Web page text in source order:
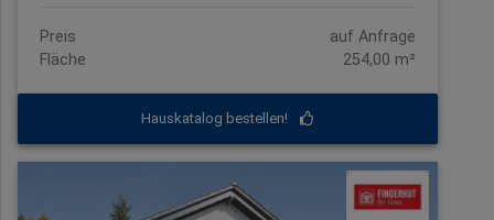
Preis
auf Anfrage
Fläche
254,00 m²
Hauskatalog bestellen!